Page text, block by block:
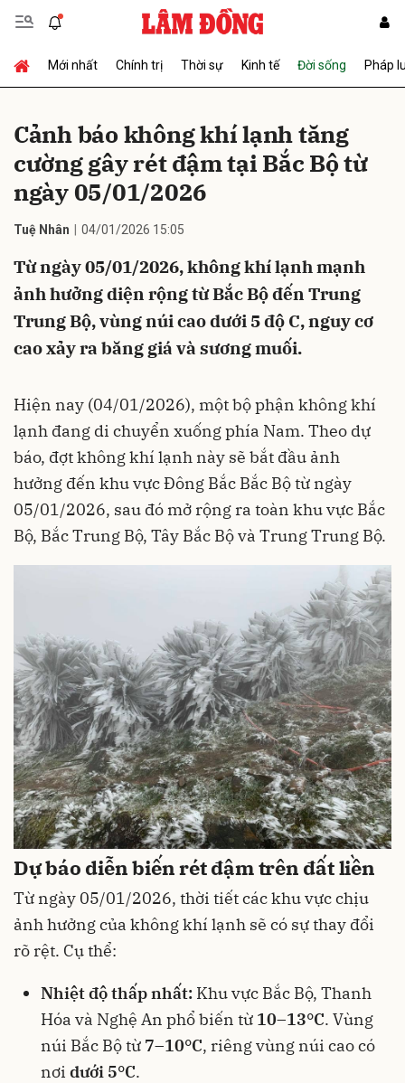
Mới nhất Chính trị Thời sự Kinh tế Đời sống Pháp
Cảnh báo không khí lạnh tăng
cường gây rét đậm tại Bắc Bộ từ
ngày 05/01/2026
Tuệ Nhân 04/01/2026 15:05
Từ ngày 05/01/2026, không khí lạnh mạnh
ảnh hưởng diện rộng từ Bắc Bộ đến Trung
Trung Bộ, vùng núi cao dưới 5 độ C, nguy cơ
cao xảy ra băng giá và sương muối.
Hiện nay (04/01/2026), một bộ phận không khí
lạnh đang di chuyển xuống phía Nam. Theo dự
báo, đợt không khí lạnh này sẽ bắt đầu ảnh
hưởng đến khu vực Đông Bắc Bắc Bộ từ ngày
05/01/2026, sau đó mở rộng ra toàn khu vực Bắc
Bộ, Bắc Trung Bộ, Tây Bắc Bộ và Trung Trung Bộ.
Dự báo diễn biến rét đậm trên đất liền
Từ ngày 05/01/2026, thời tiết các khu vực chịu
ảnh hưởng của không khí lạnh sẽ có sự thay đổi
rõ rệt. Cụ thể:
Nhiệt độ thấp nhất: Khu vực Bắc Bộ, Thanh
Hóa và Nghệ An phổ biến từ 10–13°C. Vùng
núi Bắc Bộ từ 7–10°C, riêng vùng núi cao có
nơi dưới 5°C.
Gửi bình luận
Hủy Gửi